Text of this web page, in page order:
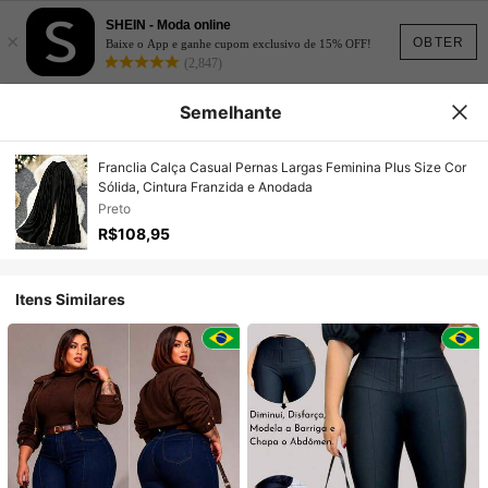
OBTER
×
SHEIN - Moda online
Baixe o App e ganhe cupom exclusivo de 15% OFF!
(2,847)
Semelhante
Franclia Calça Casual Pernas Largas Feminina Plus Size Cor
Sólida, Cintura Franzida e Anodada
Preto
R$108,95
Itens Similares